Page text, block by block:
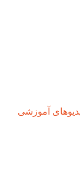
آموزشی